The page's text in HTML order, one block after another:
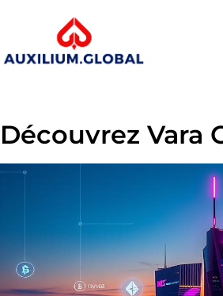
Découvrez Vara